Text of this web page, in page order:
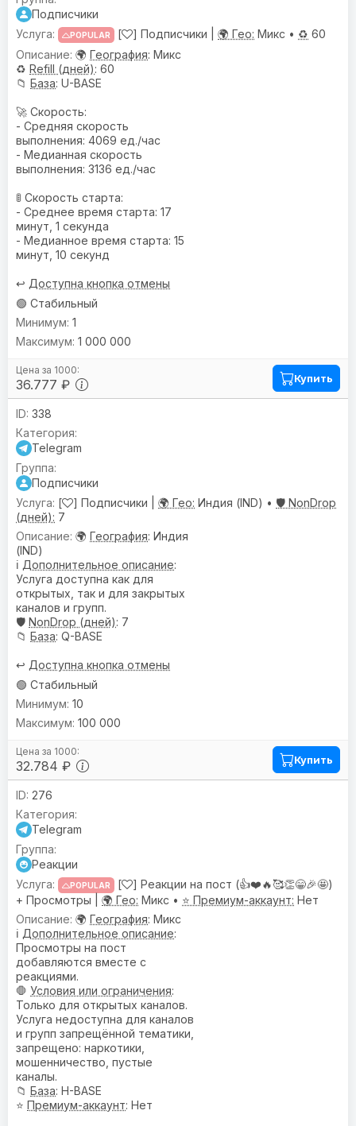
Подписчики
POPULAR [ ] Подписчики | 🌍 Гео: Микс • ♻️ 60
🌍 География: Микс
♻️ Refill (дней): 60
📁 База: U-BASE
🚀 Скорость:
- Средняя скорость
выполнения: 4069 ед./час
- Медианная скорость
выполнения: 3136 ед./час
🚦 Скорость старта:
- Среднее время старта: 17
минут, 1 секунда
- Медианное время старта: 15
минут, 10 секунд
↩️ Доступна кнопка отмены
🟢 Стабильный
36.777 ₽
1
1 000 000
Купить
338
Telegram
Подписчики
[
] Подписчики | 🌍 Гео: Индия (IND) • 🛡️ NonDrop
(дней): 7
🌍 География: Индия
(IND)
ℹ️ Дополнительное описание:
Услуга доступна как для
открытых, так и для закрытых
каналов и групп.
🛡️ NonDrop (дней): 7
📁 База: Q-BASE
↩️ Доступна кнопка отмены
🟢 Стабильный
32.784 ₽
10
100 000
Купить
276
Telegram
Реакции
POPULAR [
] Реакции на пост (👍❤️🔥🥰👏😁🎉🤩)
+ Просмотры | 🌍 Гео: Микс • ⭐ Премиум-аккаунт: Нет
🌍 География: Микс
ℹ️ Дополнительное описание:
Просмотры на пост
добавляются вместе с
реакциями.
🛑 Условия или ограничения:
Только для открытых каналов.
Услуга недоступна для каналов
и групп запрещённой тематики,
запрещено: наркотики,
мошенничество, пустые
каналы.
📁 База: H-BASE
⭐ Премиум-аккаунт: Нет